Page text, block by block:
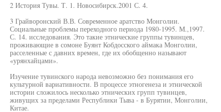
2 История Тувы. Т. 1. Новосибирск.2001 С. 4.
3 Грайворонский В.В. Современное аратство Монголии.
Социальные проблемы переходного периода 1980-1995. М.,1997.
С. 14. исследования. Это такие этнические группы тувинцев,
проживающие в сомоне Буянт Кобдосского аймака Монголии,
расселенные с давних времен, где их обобщенно называют
«урянхайцами».
Изучение тувинского народа невозможно без понимания его
культурной вариативности. В процессе этногенеза и этнической
истории сложилось несколько этнических групп тувинцев,
живущих за пределами Республики Тыва - в Бурятии, Монголии,
Китае.